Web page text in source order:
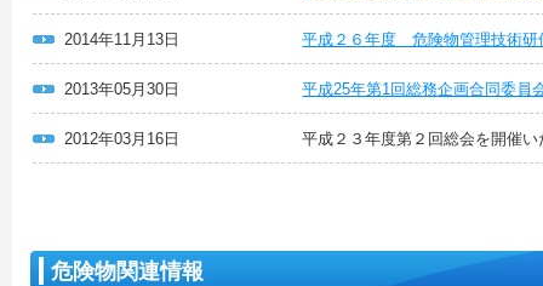
2014年11月13日 平成２６年度 危険物管理技術研
2013年05月30日 平成25年第1回総務企画合同委員
2012年03月16日 平成２３年度第２回総会を開催
危険物関連情報